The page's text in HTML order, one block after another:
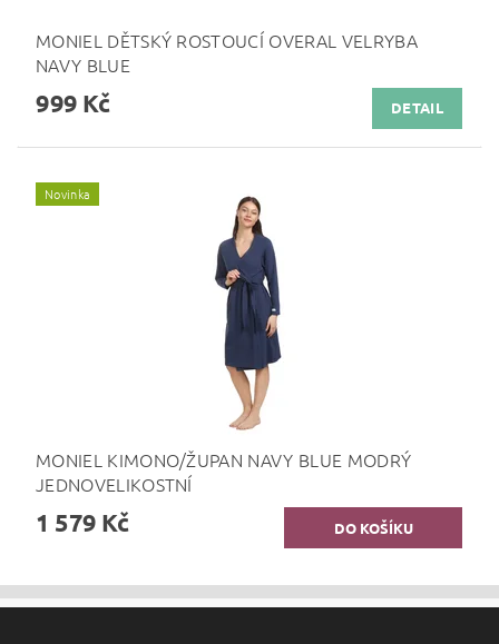
MONIEL DĚTSKÝ ROSTOUCÍ OVERAL VELRYBA
NAVY BLUE
999 Kč DETAIL
Novinka
MONIEL KIMONO/ŽUPAN NAVY BLUE MODRÝ
JEDNOVELIKOSTNÍ
1 579 Kč